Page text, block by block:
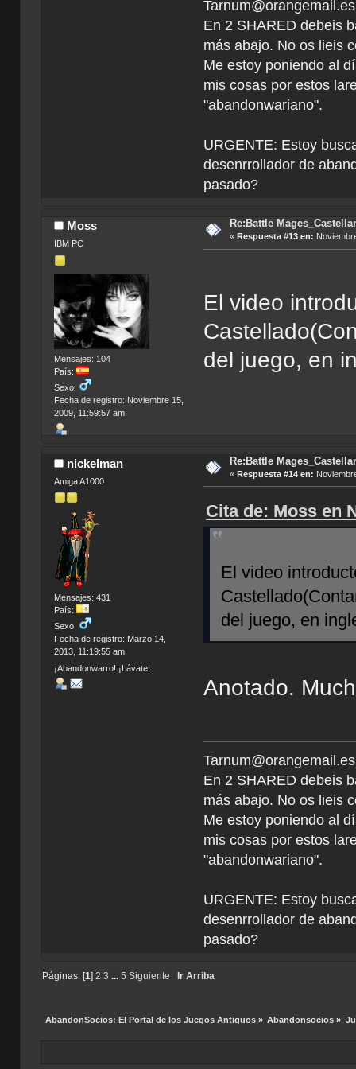
En 2 SHARED debeis
más abajo. No os lieis
Me estoy poniendo al
mis cosas por estos
"abandonwariano".
URGENTE: Estoy
desenrrollador de
pasado?
Moss
IBM PC
Mensajes: 104
País:
Sexo:
Fecha de registro: Noviembre 15,
2009, 11:59:57 am
Re:Battle
« Respuesta #13 en:
El video
del juego, en
nickelman
Amiga A1000
Mensajes: 431
País:
Sexo:
Fecha de registro: Marzo 14,
2013, 11:19:55 am
¡Abandonwarro! ¡Lávate!
Re:Battle
« Respuesta #14 en:
Cita de: Moss en
El video
del juego, en
Anotado.
En 2 SHARED debeis
más abajo. No os lieis
Me estoy poniendo al
mis cosas por estos
"abandonwariano".
URGENTE: Estoy
desenrrollador de
pasado?
Páginas: [ 1 2 3 ... 5 Siguiente Ir Arriba
AbandonSocios: El Portal de los Juegos Antiguos» Abandonsocios »